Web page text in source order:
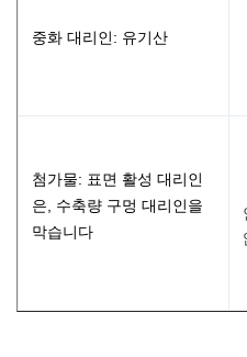
중화 대리인: 유기산
첨가물: 표면 활성 대리인
은, 수축량 구멍 대리인을
막습니다